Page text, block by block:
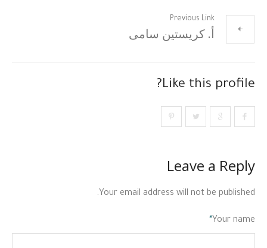
Previous Link
أ. كريستين سامى
Like this profile?
Leave a Reply
Your email address will not be published.
Your name
*